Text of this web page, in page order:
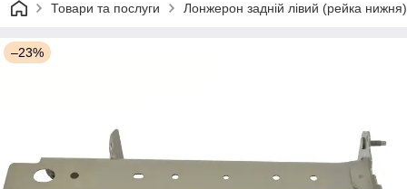
Товари та послуги Лонжерон задній лівий (рейка
–23%